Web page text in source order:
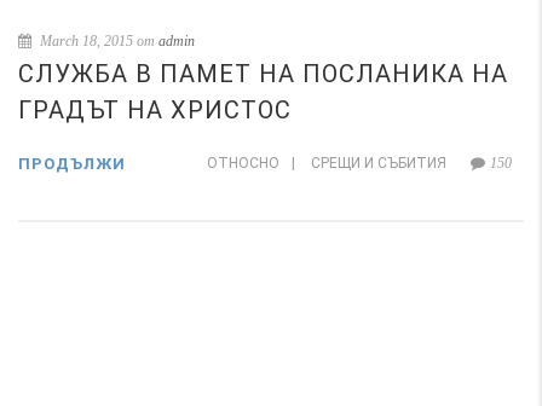
March 18, 2015 от admin
СЛУЖБА В ПАМЕТ НА ПОСЛАНИКА НА
ГРАДЪТ НА ХРИСТОС
ОТНОСНО СРЕЩИ И СЪБИТИЯ 150
ПРОДЪЛЖИ